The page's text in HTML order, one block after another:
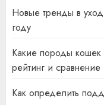
Новые тренды в
году
Какие породы кошек
рейтинг и сравнение
Как определить